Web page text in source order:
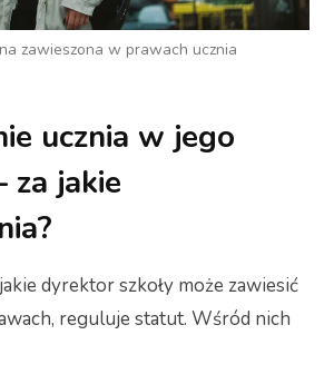
zawieszona w prawach ucznia
ucznia w jego
za jakie
dyrektor szkoły może zawiesić
reguluje statut. Wśród nich